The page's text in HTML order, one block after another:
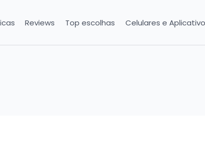
Reviews Top escolhas Celulares e